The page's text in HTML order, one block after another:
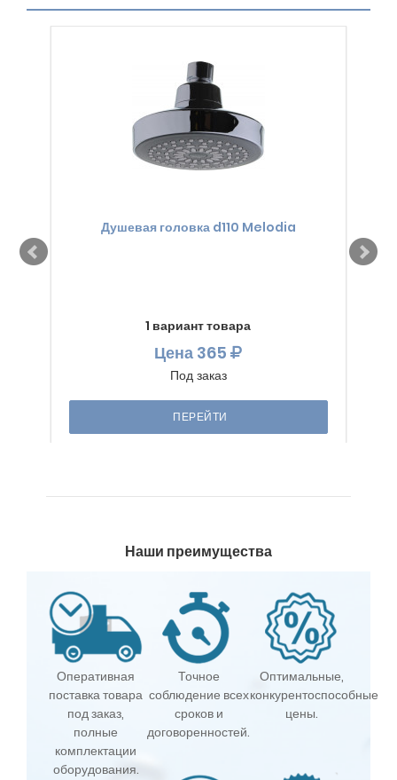
Душевая головка d110 Melodia
1 вариант товара
Цена 365
Под заказ
ПЕРЕЙТИ
Наши преимущества
Оперативная
поставка товара
под заказ,
полные
комплектации
оборудования.
Точное
соблюдение всех
сроков и
договоренностей.
Оптимальные,
конкурентоспособные
цены.